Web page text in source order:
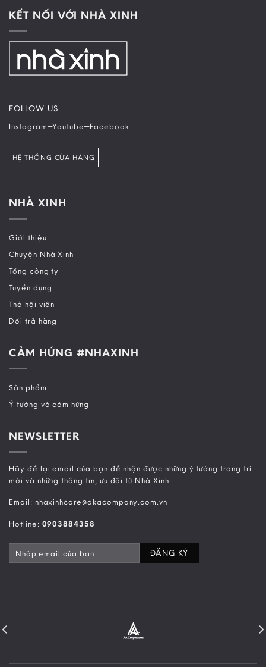
KẾT NỐI VỚI NHÀ XINH
FOLLOW US
Instagram–Youtube–Facebook
HỆ THỐNG CỬA HÀNG
NHÀ XINH
Giới thiệu
Chuyện Nhà Xinh
Tổng công ty
Tuyển dụng
Thẻ hội viên
Đổi trả hàng
CẢM HỨNG #NHAXINH
Sản phẩm
Ý tưởng và cảm hứng
NEWSLETTER
Hãy để lại email của bạn để nhận được những ý tưởng trang trí
mới và những thông tin, ưu đãi từ Nhà Xinh
Email: nhaxinhcare@akacompany.com.vn
Hotline: 0903884358